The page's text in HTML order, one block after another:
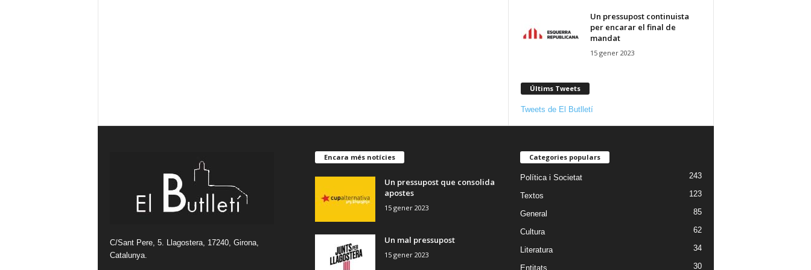
Un pressupost continuista
per encarar el final de
mandat
15 gener 2023
Últims Tweets
Tweets de El Butlletí
C/Sant Pere, 5. Llagostera, 17240, Girona,
Catalunya.
Encara més notícies
Un pressupost que consolida
apostes
15 gener 2023
Un mal pressupost
15 gener 2023
Categories populars
Política i Societat 243
Textos 123
General 85
Cultura 62
Literatura 34
Entitats 30